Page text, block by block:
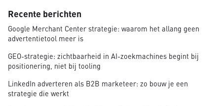
Recente berichten
Google Merchant Center strategie: waarom het allang geen
advertentietool meer is
GEO-strategie: zichtbaarheid in AI-zoekmachines begint bij
positionering, niet bij tooling
LinkedIn adverteren als B2B marketeer: zo bouw je een
strategie die werkt